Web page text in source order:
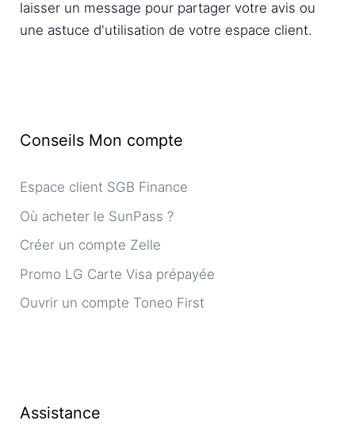
laisser un message pour partager votre avis ou
une astuce d'utilisation de votre espace client.
Conseils Mon compte
Espace client SGB Finance
Où acheter le SunPass ?
Créer un compte Zelle
Promo LG Carte Visa prépayée
Ouvrir un compte Toneo First
Assistance